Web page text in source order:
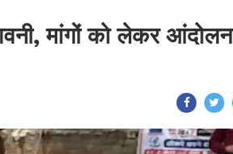
मांगों को लेकर आंदोलन